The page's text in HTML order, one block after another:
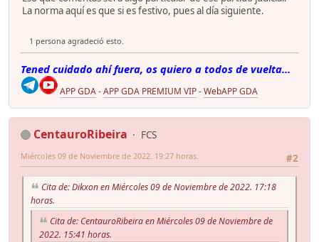
La norma aquí es que si es festivo, pues al día siguiente.
1 persona agradeció esto.
Tened cuidado ahí fuera, os quiero a todos de vuelta...
APP GDA-APP GDA PREMIUM VIP-WebAPP GDA
CentauroRibeira
FCS
#2
Miércoles 09 de Noviembre de 2022. 19:27 horas.
Cita de: Dikxon en Miércoles 09 de Noviembre de 2022. 17:18
horas.
Cita de: CentauroRibeira en Miércoles 09 de Noviembre de
2022. 15:41 horas.